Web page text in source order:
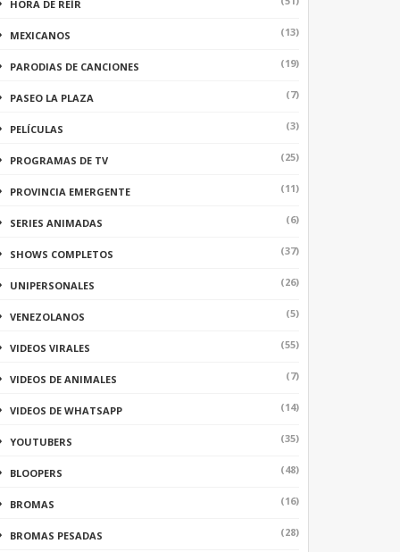
HORA DE REÍR
MEXICANOS (13)
PARODIAS DE CANCIONES (19)
PASEO LA PLAZA (7)
PELÍCULAS (3)
PROGRAMAS DE TV (25)
PROVINCIA EMERGENTE (11)
SERIES ANIMADAS (6)
SHOWS COMPLETOS (37)
UNIPERSONALES (26)
VENEZOLANOS (5)
VIDEOS VIRALES (55)
VIDEOS DE ANIMALES (7)
VIDEOS DE WHATSAPP (14)
YOUTUBERS (35)
BLOOPERS (48)
BROMAS (16)
BROMAS PESADAS (28)